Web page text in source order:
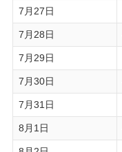
7月27日
7月28日
7月29日
7月30日
7月31日
8月1日